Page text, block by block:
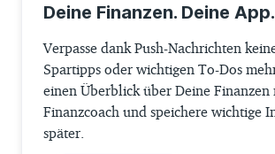
Deine Finanzen. Deine App.
Verpasse dank Push-Nachrichten
Spartipps oder wichtigen To-Dos
einen Überblick über Deine Finanzen
Finanzcoach und speichere wichtige
später.